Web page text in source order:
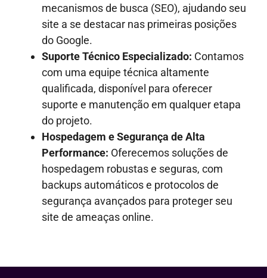
mecanismos de busca (SEO), ajudando seu
site a se destacar nas primeiras posições
do Google.
Suporte Técnico Especializado: Contamos
com uma equipe técnica altamente
qualificada, disponível para oferecer
suporte e manutenção em qualquer etapa
do projeto.
Hospedagem e Segurança de Alta
Performance: Oferecemos soluções de
hospedagem robustas e seguras, com
backups automáticos e protocolos de
segurança avançados para proteger seu
site de ameaças online.